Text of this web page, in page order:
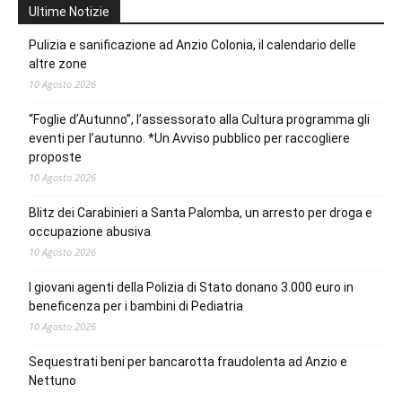
Ultime Notizie
Pulizia e sanificazione ad Anzio Colonia, il calendario delle
altre zone
10 Agosto 2026
“Foglie d’Autunno”, l’assessorato alla Cultura programma gli
eventi per l’autunno. *Un Avviso pubblico per raccogliere
proposte
10 Agosto 2026
Blitz dei Carabinieri a Santa Palomba, un arresto per droga e
occupazione abusiva
10 Agosto 2026
I giovani agenti della Polizia di Stato donano 3.000 euro in
beneficenza per i bambini di Pediatria
10 Agosto 2026
Sequestrati beni per bancarotta fraudolenta ad Anzio e
Nettuno